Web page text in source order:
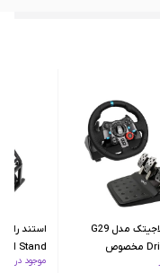
فرمان بازی لاجیتک مدل G29
Driving Force مخصوص
Stand
موجود در